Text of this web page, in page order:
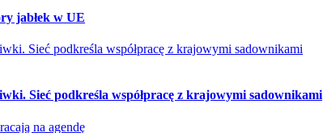
jabłek w UE
Sieć podkreśla współpracę z krajowymi sadownikami